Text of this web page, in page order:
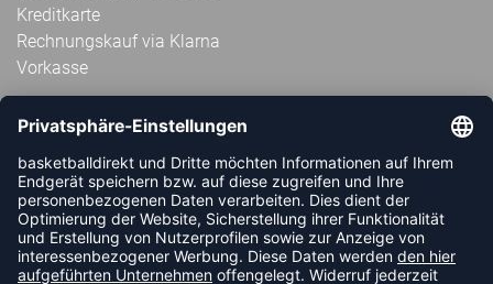
Kreditkarte
Rechnungskauf via Klarna
Vorkasse
ABONNIERE JETZT DEN KOSTENLOSEN
HANDBALLDIREKT-NEWSLETTER UND VERPASSE KEINE
NEUIGKEIT ODER AKTION MEHR.
JETZT ANMELDEN